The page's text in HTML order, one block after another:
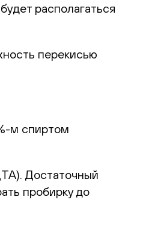
располагаться
перекисью
м спиртом
Достаточный
пробирку до